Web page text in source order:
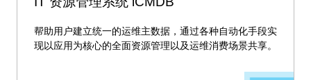
帮助用户建立统一的运维主数据，通过各种自动化手段实
现以应用为核心的全面资源管理以及运维消费场景共享。